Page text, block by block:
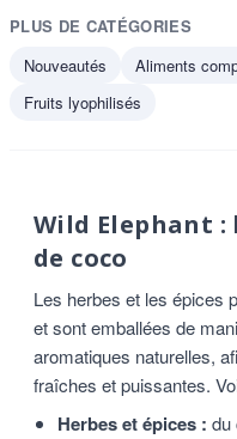
PLUS DE CATÉGORIES
Nouveautés
Aliments
Fruits lyophilisés
Wild Elephant
de coco
Les herbes et les épices
et sont emballées de
aromatiques naturelles,
fraîches et puissantes.
Herbes et épices : du